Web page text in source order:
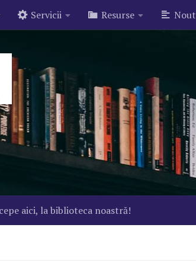
Servicii Resurse
aici, la biblioteca noastră!